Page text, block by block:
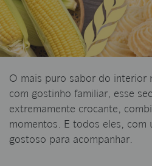
O mais puro sabor do interior
com gostinho familiar, esse
extremamente crocante,
momentos. E todos eles, com
gostoso para acompanhar.